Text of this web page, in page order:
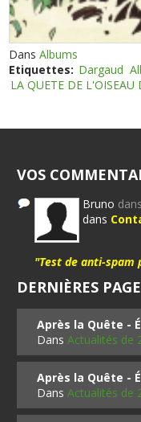
DansAlbums
Etiquettes: Dargaud
LA QUETE DE
VOS
Bruno
dans
"Test de anti-spam
DERNIÈRES
Après la Quête -
DansActualités de
Après la Quête -
DansActualités de